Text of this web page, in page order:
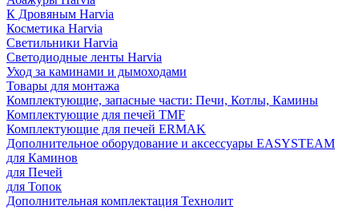
К Дровяным Harvia
Косметика Harvia
Светильники Harvia
Светодиодные ленты Harvia
Уход за каминами и дымоходами
Товары для монтажа
Комплектующие, запасные части: Печи, Котлы, Камины
Комплектующие для печей TMF
Комплектующие для печей ERMAK
Дополнительное оборудование и аксессуары EASYSTEAM
для Каминов
для Печей
для Топок
Дополнительная комплектация Технолит